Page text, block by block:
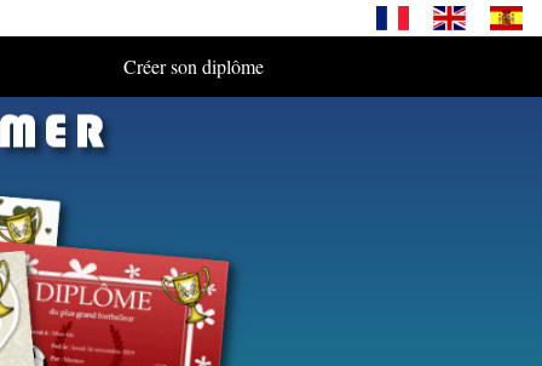
Créer son diplôme